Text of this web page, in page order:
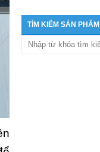
TÌM KIẾM SẢN PHẨM